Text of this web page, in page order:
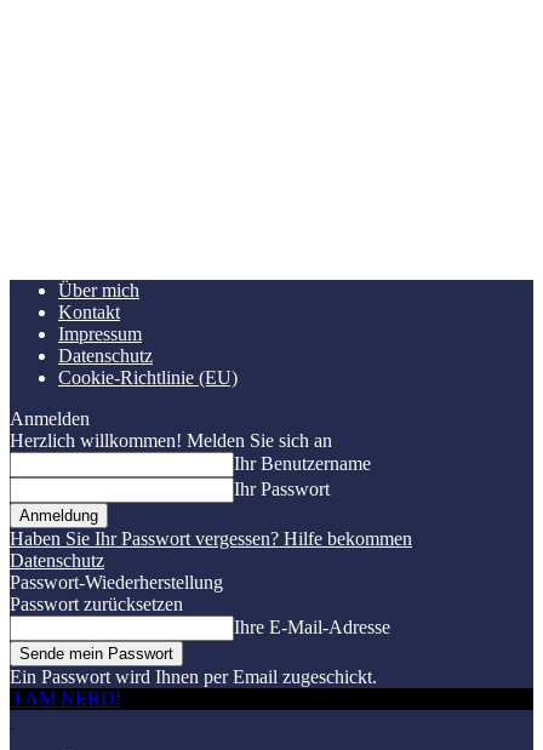
Über mich
Kontakt
Impressum
Datenschutz
Cookie-Richtlinie (EU)
Anmelden
Herzlich willkommen! Melden Sie sich an
Ihr Benutzername
Ihr Passwort
Haben Sie Ihr Passwort vergessen? Hilfe bekommen
Datenschutz
Passwort-Wiederherstellung
Passwort zurücksetzen
Ihre E-Mail-Adresse
Ein Passwort wird Ihnen per Email zugeschickt.
I AM NERD!